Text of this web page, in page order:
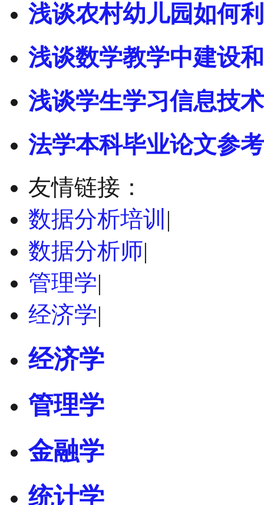
浅谈农村幼儿园如何
浅谈数学教学中建设
浅谈学生学习信息技
法学本科毕业论文参
友情链接：
数据分析培训 |
数据分析师|
管理学|
经济学|
经济学
管理学
金融学
统计学